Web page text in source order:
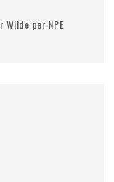
Wilde per NPE